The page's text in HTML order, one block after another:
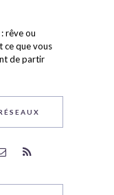
: rêve ou
ce que vous
de partir